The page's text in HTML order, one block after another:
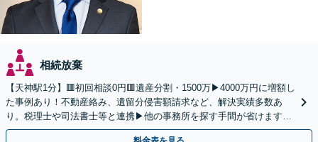
相続放棄
【天神駅1分】🟥初回相談0円🟥遺産分割・1500万▶4000万円に増額し
た事例あり！不動産絡み、遺留分侵害額請求など、解決実績多数あ
り。税理士や司法書士等と連携▶他の事務所を探す手間が省けます！
不動産会社と連携し無料査定&財産調査も◎